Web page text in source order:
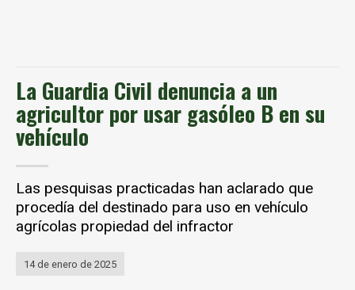
La Guardia Civil denuncia a un
agricultor por usar gasóleo B en su
vehículo
Las pesquisas practicadas han aclarado que
procedía del destinado para uso en vehículo
agrícolas propiedad del infractor
14 de enero de 2025